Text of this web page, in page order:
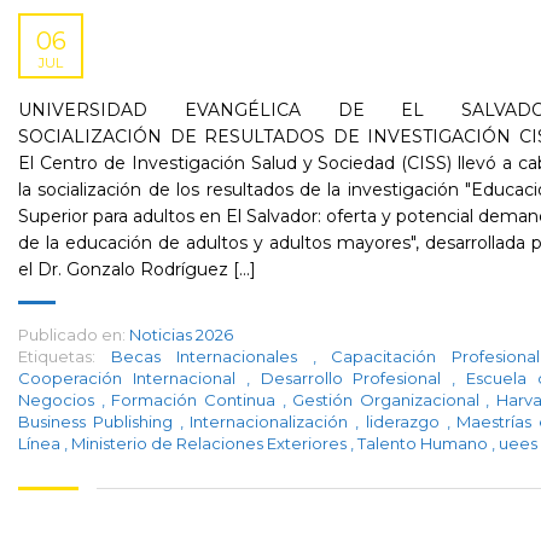
06
JUL
UNIVERSIDAD EVANGÉLICA DE EL
SOCIALIZACIÓN DE RESULTADOS DE INVESTIGACIÓN
El Centro de Investigación Salud y Sociedad (CISS) llevó a
la socialización de los resultados de la investigación
Superior para adultos en El Salvador: oferta y potencial
de la educación de adultos y adultos mayores", desarrollada
el Dr. Gonzalo Rodríguez [...]
Publicado en: Noticias 2026
Etiquetas:
Becas Internacionales
Capacitación
Cooperación Internacional
Desarrollo Profesional
Escuela
Negocios
Formación Continua Gestión Organizacional
Business Publishing
Internacionalización liderazgo
Maestrías
Línea
Ministerio de Relaciones Exteriores Talento Humano uees